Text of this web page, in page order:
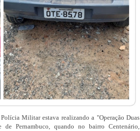
Militar estava realizando a "Operação Duas
Pernambuco, quando no bairro Centenário,